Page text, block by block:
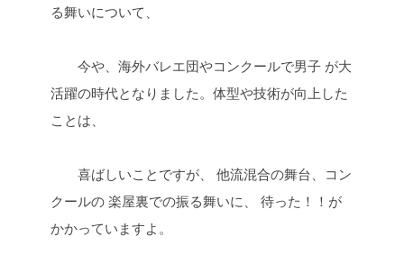
る舞いについて、
今や、海外バレエ団やコンクールで男子 が大
活躍の時代となりました。体型や技術が向上した
ことは、
喜ばしいことですが、 他流混合の舞台、コン
クールの 楽屋裏での振る舞いに、 待った！！が
かかっていますよ。